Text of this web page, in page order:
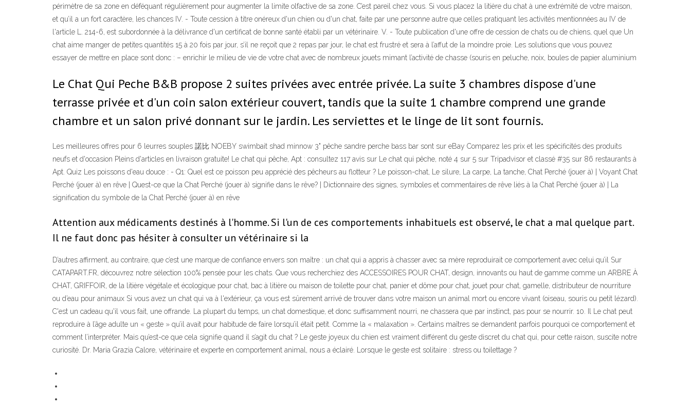
périmètre de sa zone en déféquant régulièrement pour augmenter la limite olfactive de sa zone. C’est pareil chez vous. Si vous placez la litière du chat à une extrémité de votre maison,
et qu’il a un fort caractère, les chances IV. - Toute cession à titre onéreux d'un chien ou d'un chat, faite par une personne autre que celles pratiquant les activités mentionnées au IV de
l'article L. 214-6, est subordonnée à la délivrance d'un certificat de bonne santé établi par un vétérinaire. V. - Toute publication d'une offre de cession de chats ou de chiens, quel que Un
chat aime manger de petites quantités 15 à 20 fois par jour, s’il ne reçoit que 2 repas par jour, le chat est frustré et sera à l’affut de la moindre proie. Les solutions que vous pouvez
essayer de mettre en place sont donc : – enrichir le milieu de vie de votre chat avec de nombreux jouets mimant l’activité de chasse (souris en peluche, noix, boules de papier aluminium
Le Chat Qui Peche B&B propose 2 suites privées avec entrée privée. La suite 3 chambres dispose d'une
terrasse privée et d'un coin salon extérieur couvert, tandis que la suite 1 chambre comprend une grande
chambre et un salon privé donnant sur le jardin. Les serviettes et le linge de lit sont fournis.
Les meilleures offres pour 6 leurres souples 諾比 NOEBY swimbait shad minnow 3" pêche sandre perche bass bar sont sur eBay Comparez les prix et les spécificités des produits
neufs et d'occasion Pleins d'articles en livraison gratuite! Le chat qui pêche, Apt : consultez 117 avis sur Le chat qui pêche, noté 4 sur 5 sur Tripadvisor et classé #35 sur 86 restaurants à
Apt. Quiz Les poissons d'eau douce : - Q1: Quel est ce poisson peu apprécié des pêcheurs au flotteur ? Le poisson-chat, Le silure, La carpe, La tanche, Chat Perché (jouer à) | Voyant Chat
Perché (jouer à) en rêve | Quest-ce que la Chat Perché (jouer à) signifie dans le rêve? | Dictionnaire des signes, symboles et commentaires de rêve liés à la Chat Perché (jouer à) | La
signification du symbole de la Chat Perché (jouer à) en rêve
Attention aux médicaments destinés à l'homme. Si l'un de ces comportements inhabituels est observé, le chat a mal quelque part.
Il ne faut donc pas hésiter à consulter un vétérinaire si la
D’autres affirment, au contraire, que c’est une marque de confiance envers son maître : un chat qui a appris à chasser avec sa mère reproduirait ce comportement avec celui qu’il Sur
CATAPART.FR, découvrez notre sélection 100% pensée pour les chats. Que vous recherchiez des ACCESSOIRES POUR CHAT, design, innovants ou haut de gamme comme un ARBRE À
CHAT, GRIFFOIR, de la litière végétale et écologique pour chat, bac à litière ou maison de toilette pour chat, panier et dôme pour chat, jouet pour chat, gamelle, distributeur de nourriture
ou d’eau pour animaux Si vous avez un chat qui va à l'extérieur, ça vous est sûrement arrivé de trouver dans votre maison un animal mort ou encore vivant (oiseau, souris ou petit lézard).
C'est un cadeau qu'il vous fait, une offrande. La plupart du temps, un chat domestique, et donc suffisamment nourri, ne chassera que par instinct, pas pour se nourrir. 10. Il Le chat peut
reproduire à l’âge adulte un « geste » qu’il avait pour habitude de faire lorsqu’il était petit. Comme la « malaxation ». Certains maîtres se demandent parfois pourquoi ce comportement et
comment l’interpréter. Mais qu’est-ce que cela signifie quand il s’agit du chat ? Le geste joyeux du chien est vraiment différent du geste discret du chat qui, pour cette raison, suscite notre
curiosité. Dr. Maria Grazia Calore, vétérinaire et experte en comportement animal, nous a éclairé. Lorsque le geste est solitaire : stress ou toilettage ?